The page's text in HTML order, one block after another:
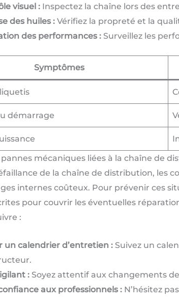
visuel :Inspectez la chaîne lors des
des huiles :Vérifiez la propreté et la
des performances :Surveillez les
Symptômes
démarrage
mécaniques liées à la chaîne de
de la chaîne de distribution, les
internes coûteux. Pour prévenir ces
pour couvrir les éventuelles
:
un calendrier d’entretien :Suivez un
:Soyez attentif aux changements
aux professionnels :N’hésitez